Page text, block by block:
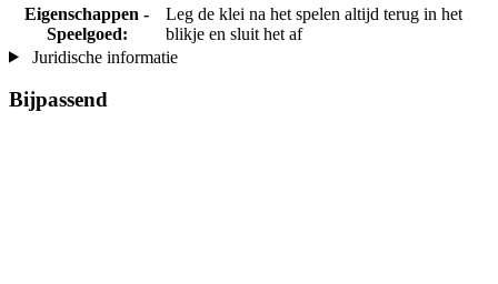
Eigenschappen -
Speelgoed:
Leg de klei na het spelen altijd terug in het
blikje en sluit het af
Juridische informatie
Bijpassend